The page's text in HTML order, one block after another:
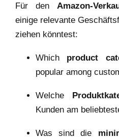
Für den Amazon-
einige relevante
ziehen könntest:
Which product
popular among
Welche
Kunden am
Was sind die